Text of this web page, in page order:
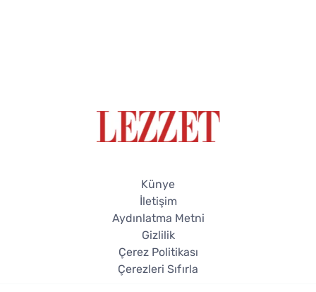
Künye
İletişim
Aydınlatma Metni
Gizlilik
Çerez Politikası
Çerezleri Sıfırla